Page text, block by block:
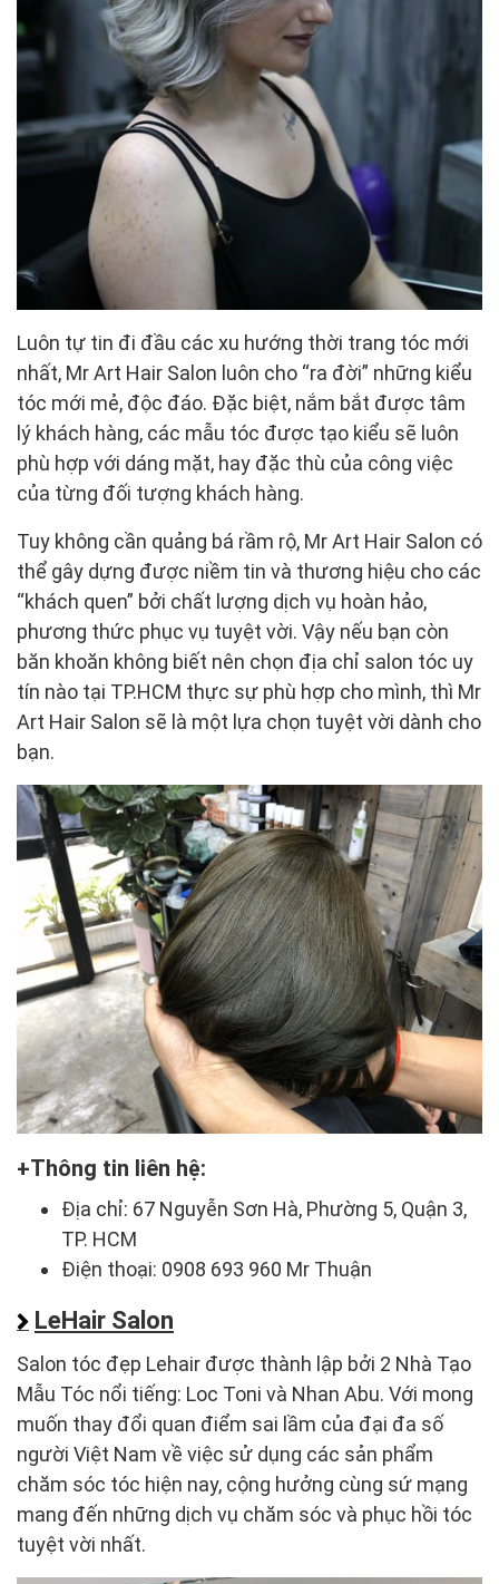
Luôn tự tin đi đầu các xu hướng thời trang tóc mới
nhất, Mr Art Hair Salon luôn cho “ra đời” những kiểu
tóc mới mẻ, độc đáo. Đặc biệt, nắm bắt được tâm
lý khách hàng, các mẫu tóc được tạo kiểu sẽ luôn
phù hợp với dáng mặt, hay đặc thù của công việc
của từng đối tượng khách hàng.
Tuy không cần quảng bá rầm rộ, Mr Art Hair Salon có
thể gây dựng được niềm tin và thương hiệu cho các
“khách quen” bởi chất lượng dịch vụ hoàn hảo,
phương thức phục vụ tuyệt vời. Vậy nếu bạn còn
băn khoăn không biết nên chọn địa chỉ salon tóc uy
tín nào tại TP.HCM thực sự phù hợp cho mình, thì Mr
Art Hair Salon sẽ là một lựa chọn tuyệt vời dành cho
bạn.
Thông tin liên hệ:
Địa chỉ: 67 Nguyễn Sơn Hà, Phường 5, Quận 3,
TP. HCM
Điện thoại: 0908 693 960 Mr Thuận
LeHair Salon
Salon tóc đẹp Lehair được thành lập bởi 2 Nhà Tạo
Mẫu Tóc nổi tiếng: Loc Toni và Nhan Abu. Với mong
muốn thay đổi quan điểm sai lầm của đại đa số
người Việt Nam về việc sử dụng các sản phẩm
chăm sóc tóc hiện nay, cộng hưởng cùng sứ mạng
mang đến những dịch vụ chăm sóc và phục hồi tóc
tuyệt vời nhất.